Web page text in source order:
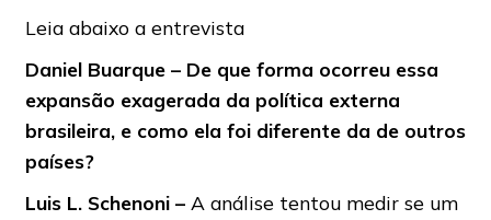
Leia abaixo a entrevista
Daniel Buarque – De que forma ocorreu essa
expansão exagerada da política externa
brasileira, e como ela foi diferente da de outros
países?
Luis L. Schenoni – A análise tentou medir se um